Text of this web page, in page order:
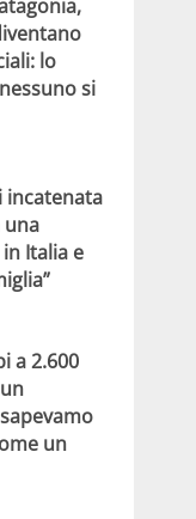
lo
si
incatenata
una
Italia e
a 2.600
un